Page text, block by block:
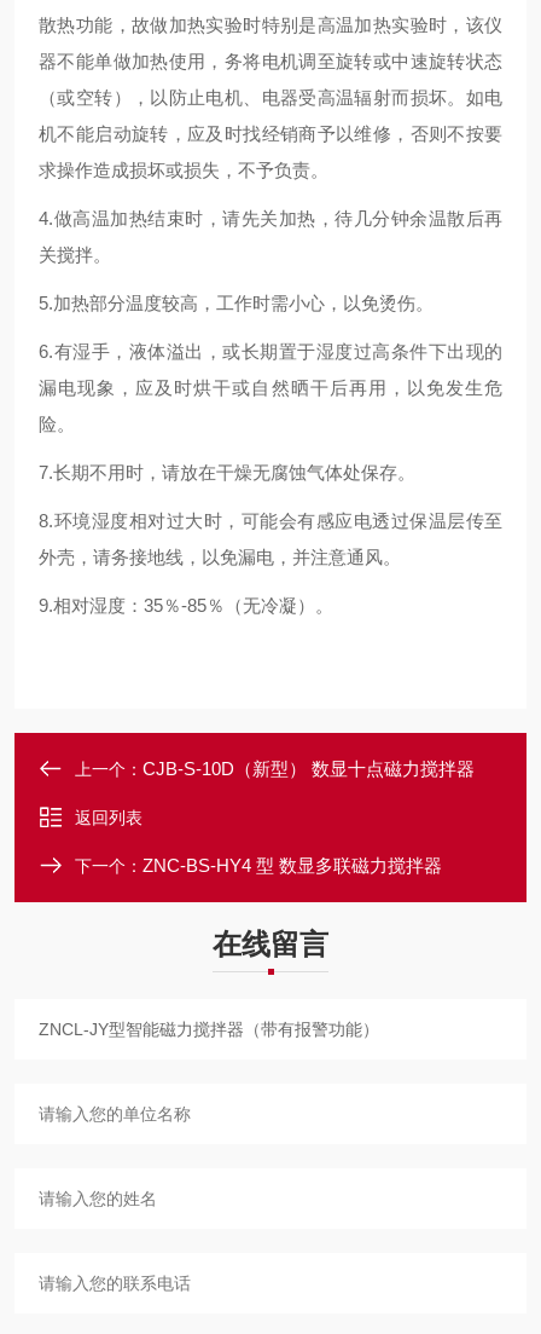
散热功能，故做加热实验时特别是高温加热实验时，该仪
器不能单做加热使用，务将电机调至旋转或中速旋转状态
（或空转），以防止电机、电器受高温辐射而损坏。如电
机不能启动旋转，应及时找经销商予以维修，否则不按要
求操作造成损坏或损失，不予负责。
4.做高温加热结束时，请先关加热，待几分钟余温散后再
关搅拌。
5.加热部分温度较高，工作时需小心，以免烫伤。
6.有湿手，液体溢出，或长期置于湿度过高条件下出现的
漏电现象，应及时烘干或自然晒干后再用，以免发生危
险。
7.长期不用时，请放在干燥无腐蚀气体处保存。
8.环境湿度相对过大时，可能会有感应电透过保温层传至
外壳，请务接地线，以免漏电，并注意通风。
9.相对湿度：35％-85％（无冷凝）。
上一个： CJB-S-10D（新型） 数显十点磁力搅拌器
返回列表
下一个： ZNC-BS-HY4 型 数显多联磁力搅拌器
在线留言